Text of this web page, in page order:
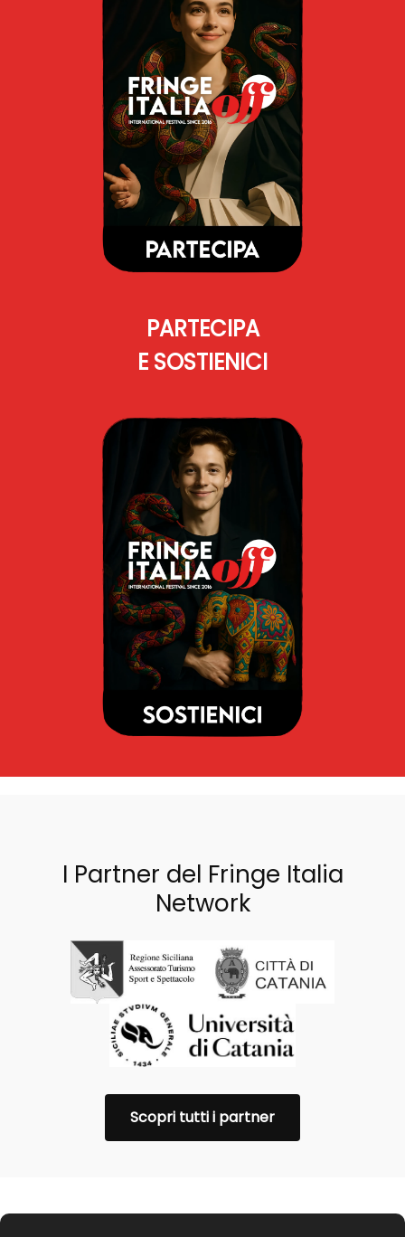
PARTECIPA
E SOSTIENICI
I Partner del Fringe Italia
Network
Scopri tutti i partner